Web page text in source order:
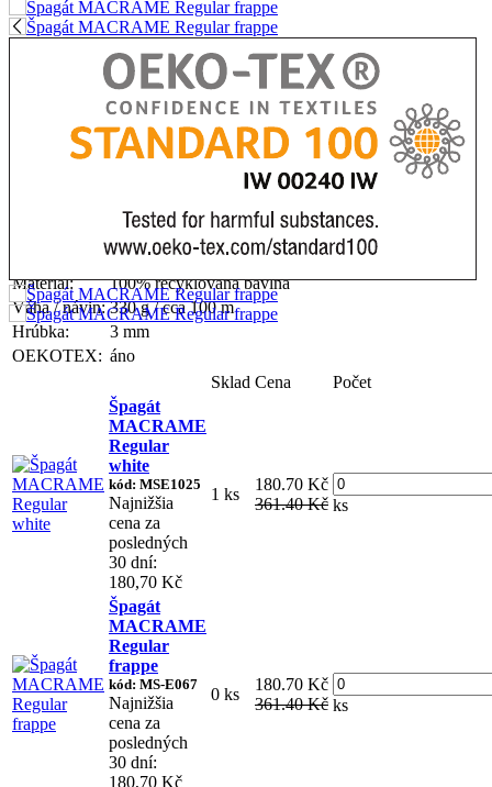
Bobbiny
MS-E067
na objednávku
Materiál:
100% recyklovaná bavlna
Váha / návin: 330 g / cca 100 m
Hrúbka:
3 mm
OEKOTEX: áno
Sklad Cena
Počet
Špagát
MACRAME
Regular
white
kód: MSE1025
Najnižšia
cena za
posledných
30 dní:
180,70 Kč
1 ks
180.70 Kč
361.40 Kč ks
Špagát
MACRAME
Regular
frappe
kód: MS-E067
Najnižšia
cena za
posledných
30 dní:
180,70 Kč
0 ks
180.70 Kč
361.40 Kč ks